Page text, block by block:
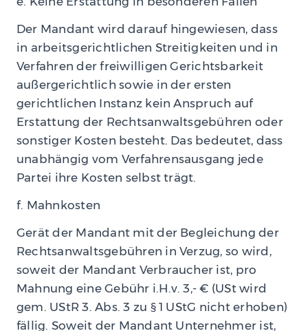
Der Mandant wird darauf hingewiesen, dass
in arbeitsgerichtlichen Streitigkeiten und in
Verfahren der freiwilligen Gerichtsbarkeit
außergerichtlich sowie in der ersten
gerichtlichen Instanz kein Anspruch auf
Erstattung der Rechtsanwaltsgebühren oder
sonstiger Kosten besteht. Das bedeutet, dass
unabhängig vom Verfahrensausgang jede
Partei ihre Kosten selbst trägt.
f. Mahnkosten
Gerät der Mandant mit der Begleichung der
Rechtsanwaltsgebühren in Verzug, so wird,
soweit der Mandant Verbraucher ist, pro
Mahnung eine Gebühr i.H.v. 3,- € (USt wird
gem. UStR 3. Abs. 3 zu § 1 UStG nicht erhoben)
fällig. Soweit der Mandant Unternehmer ist,